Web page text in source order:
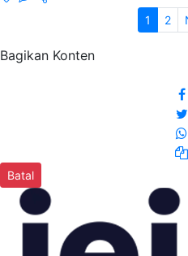
1 2
Bagikan Konten
Batal